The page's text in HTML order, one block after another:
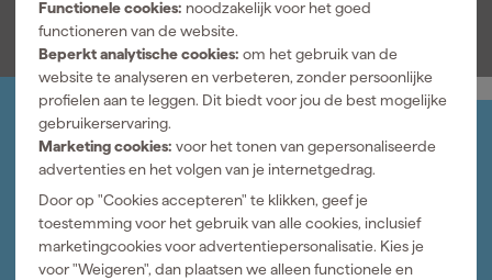
Functionele cookies: noodzakelijk voor het goed
functioneren van de website.
Beperkt analytische cookies: om het gebruik van de
website te analyseren en verbeteren, zonder persoonlijke
profielen aan te leggen. Dit biedt voor jou de best mogelijke
gebruikerservaring.
Marketing cookies: voor het tonen van gepersonaliseerde
advertenties en het volgen van je internetgedrag.
Door op "Cookies accepteren" te klikken, geef je
toestemming voor het gebruik van alle cookies, inclusief
marketingcookies voor advertentiepersonalisatie. Kies je
voor "Weigeren", dan plaatsen we alleen functionele en
Jouw account
Log-in en beheer je bestellingen en gegevens
Nieuwsbrief
Inschrijven wekelijkse nieuwsbrief
Wij helpen je graag
Neem contact op met één van onze specialisten.